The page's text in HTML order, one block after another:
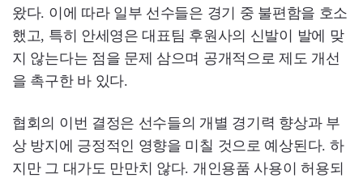
왔다. 이에 따라 일부 선수들은 경기 중 불편함을 호소
했고, 특히 안세영은 대표팀 후원사의 신발이 발에 맞
지 않는다는 점을 문제 삼으며 공개적으로 제도 개선
을 촉구한 바 있다.
협회의 이번 결정은 선수들의 개별 경기력 향상과 부
상 방지에 긍정적인 영향을 미칠 것으로 예상된다. 하
지만 그 대가도 만만치 않다. 개인용품 사용이 허용되